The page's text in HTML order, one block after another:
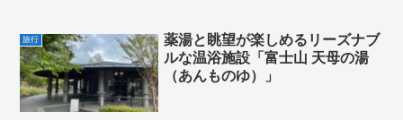
旅行
薬湯と眺望が楽しめるリーズナブ
ルな温浴施設「富士山 天母の湯
（あんものゆ）」